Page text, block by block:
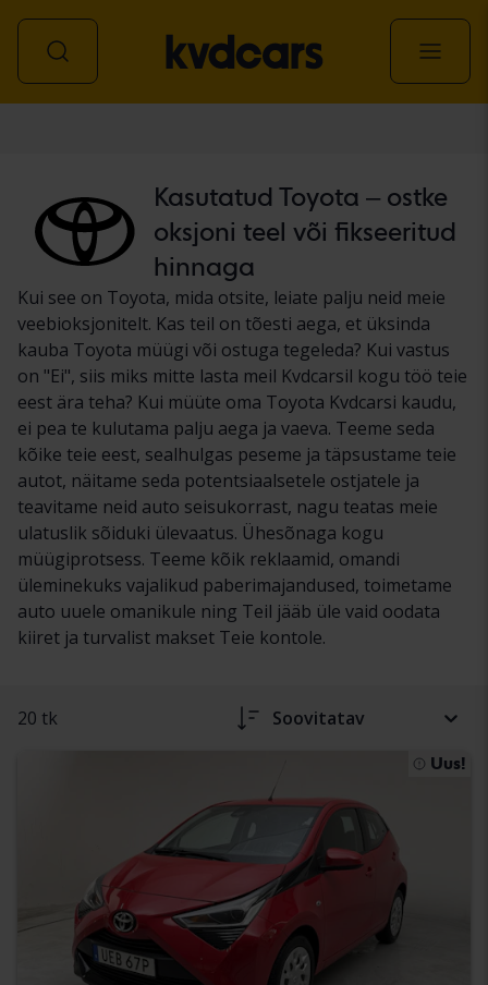
Kasutatud Toyota – ostke
oksjoni teel või fikseeritud
hinnaga
Kui see on Toyota, mida otsite, leiate palju neid meie
veebioksjonitelt. Kas teil on tõesti aega, et üksinda
kauba Toyota müügi või ostuga tegeleda? Kui vastus
on "Ei", siis miks mitte lasta meil Kvdcarsil kogu töö teie
eest ära teha? Kui müüte oma Toyota Kvdcarsi kaudu,
ei pea te kulutama palju aega ja vaeva. Teeme seda
kõike teie eest, sealhulgas peseme ja täpsustame teie
autot, näitame seda potentsiaalsetele ostjatele ja
teavitame neid auto seisukorrast, nagu teatas meie
ulatuslik sõiduki ülevaatus. Ühesõnaga kogu
müügiprotsess. Teeme kõik reklaamid, omandi
üleminekuks vajalikud paberimajandused, toimetame
auto uuele omanikule ning Teil jääb üle vaid oodata
kiiret ja turvalist makset Teie kontole.
20 tk Soovitatav
Uus!